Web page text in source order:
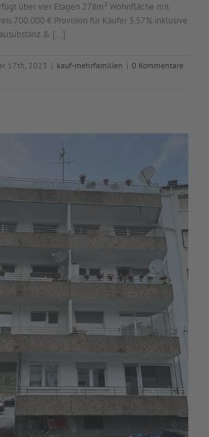
über vier Etagen 278m² Wohnfläche mit
700.000 € Provision für Käufer 3.57% inklusive
& [...]
17th, 2023 | kauf-mehrfamilien | 0 Kommentare